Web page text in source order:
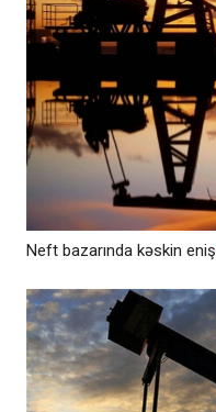
Neft bazarında kəskin eniş